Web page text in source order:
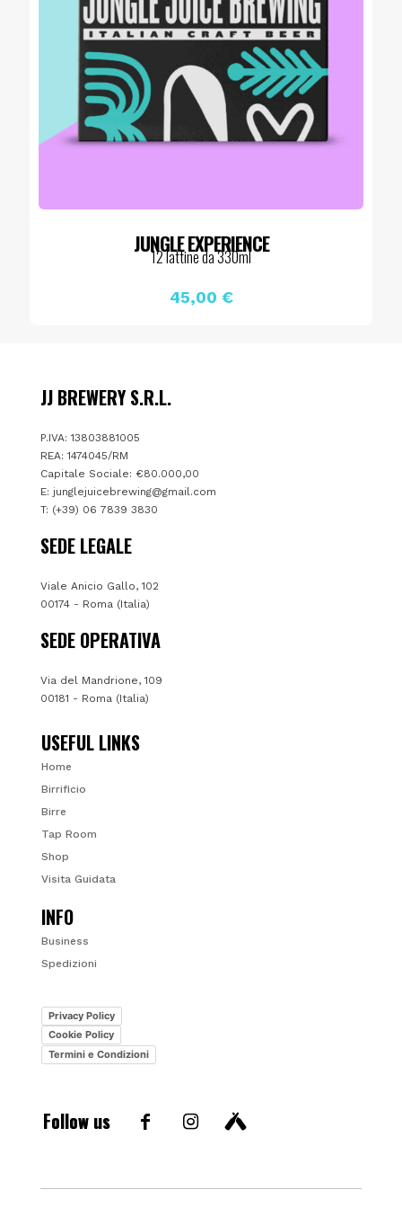
JUNGLE EXPERIENCE
12 lattine da 330ml
45,00 €
JJ BREWERY S.R.L.
P.IVA: 13803881005
REA: 1474045/RM
Capitale Sociale: €80.000,00
E: junglejuicebrewing@gmail.com
T: (+39) 06 7839 3830
SEDE LEGALE
Viale Anicio Gallo, 102
00174 - Roma (Italia)
SEDE OPERATIVA
Via del Mandrione, 109
00181 - Roma (Italia)
USEFUL LINKS
Home
Birrificio
Birre
Tap Room
Shop
Visita Guidata
INFO
Business
Spedizioni
Privacy Policy
Cookie Policy
Termini e Condizioni
Follow us